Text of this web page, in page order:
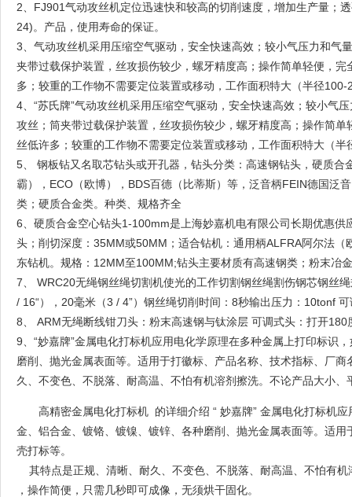
2、FJ901气动攻丝机定位迅速快和较高的切削速度，增加生产量；
24)。产品，使用寿命的保证。
3、气动攻丝机采用压缩空气驱动，安全快速高效；较小气压力和
夹带过载保护装置，丝攻损伤较少，螺牙精度高；操作简单轻便，
多；较重的工作物不需要定位装置或移动，工作面积特大（半径
4、“苏氏牌”气动攻丝机采用压缩空气驱动，安全快速高效；较小气
攻丝；筒夹带过载保护装置，丝攻损伤较少，螺牙精度高；操作简
丝低许多；较重的工作物不需要定位装置或移动，工作面积特大（
5、 钢板钻又名取芯钻头或开孔器，钻头分类：高速钢钻头，硬质
霸），ECO（欧博），BDS百德（比蒂斯）等，泛音柄FEIN德国泛
类；硬质合金类。种类、规格齐全
6、硬质合金空心钻头1-100mm是上海妙嘉机电有限公司长期优惠
头；削切深度：35MM或50MM；适合钻机：通用柄ALFRA阿尔法
东钻机。规格：12MM至100MM;钻头主要材质有高速钢类；粉末冶
7、 WRC20无绳钢丝绳切割机使光的工作切割钢丝绳割伤钢芯钢丝
/ 16“），20毫米（3 / 4”）钢丝绳切削时间：8秒输出压力：10tonf
8、 ARM无绳断线钳刀头：粉末高速钢与钛涂层 可调式头：打开180
9、“妙嘉牌”金属电化打标机应用电化学原理在多种金属上打印标识
磨削、抛光金属表面等。适用于打徽标、产品名称、技术指标、厂
久、不变色、不脱落、耐高温、不怕有机溶剂擦洗。不论产品大小
高精密金属电化打标机 的详细介绍 “ 妙嘉牌” 金属电化打标机
金、铝合金、镀铬、镀镍、镀锌、各种磨削、抛光金属表面等。适
壳打标等。
其特点是正规、清晰、耐久、不变色、不脱落、耐高温、不怕有
，操作简便，只需几秒即可成像，无须烘干固化。